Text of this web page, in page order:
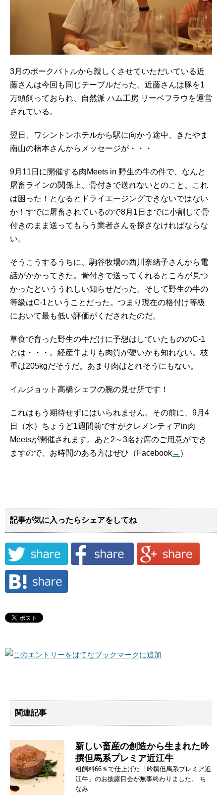
3月のポークバトルから親しくさせていただいている近
藤さんは今回も同じテーブルだった。近藤さんは豚を1
万頭飼っておられ、自然派 ハム工房 リーベフラウを運営
されている。
翌日、ワシントンホテルから駅に向かう途中、きたやま
南山の楠本さんからメッセージが・・・
9月11日に開催する肉Meets in 野生の牛の件で、なんと
屠畜ラインの関係上、骨付きで送れないとのこと、これ
は困った！となるとドライエージングできないではない
か！すでに屠畜されているので8月1日までに小割して骨
付きのまま送ってもらう業者さんを探さなければならな
い。
そうこうするうちに、駒谷牧場の西川奈緒子さんから電
話がかかってきた。骨付きで送ってくれるところが見つ
かったといううれしい知らせだった。そして野生の牛の
等級はC-1ということだった。つまり現在の格付け等級
において最も低い評価がくだされたのだ。
草食で育った野生の牛だけに予想はしていたもののC-1
とは・・・。経産牛よりも肉質が硬いかも知れない。枝
重は205kgだそうだ。あまり肉はとれそうにもない。
イルジョット高橋シェフの腕の見せ所です！
これはもう期待せずにはいられません。その前に、9月4
日（水）ちょうど1週間前ですがクレメンティアin肉
Meetsが開催されます。あと2～3名お席のご用意ができ
ますので、お時間のある方はぜひ（Facebook→ ）
記事が気に入ったらシェアをしてね
関連記事
新しい畜産の創造から生まれた吟
撰但馬系プレミア近江牛
粗飼料66％で仕上げた「吟撰但馬系プレミア近
江牛」のお披露目会が無事終わりました。 ち
なみ